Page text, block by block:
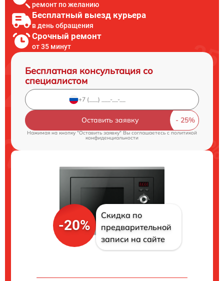
ремонт по желанию
Бесплатный выезд курьера
в день обращения
Срочный ремонт
от 35 минут
Бесплатная консультация со
специалистом
Оставить заявку
Нажимая на кнопку "Оставить заявку" Вы соглашаетесь cполитикой
конфиденциальности
-20%
Скидка по
предварительной
записи на сайте